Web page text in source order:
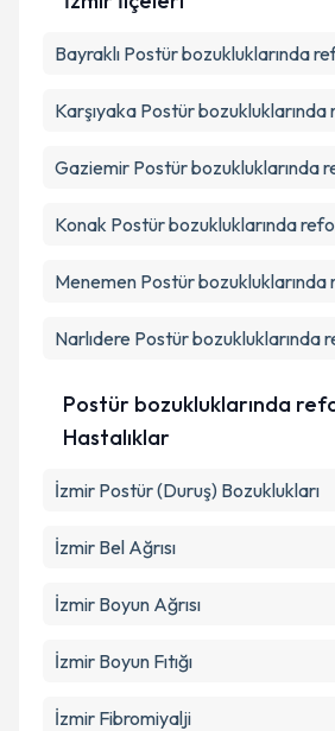
Metni'ni okudum ve kişisel
Bayraklı Postür bozukluklarında
Karşıyaka Postür
Gaziemir Postür bozukluklarında
Konak Postür bozukluklarında
Menemen Postür
Narlıdere Postür bozukluklarında
Postür bozukluklarında
Hastalıklar
İzmir Postür (Duruş) Bozuklukları
İzmir Bel Ağrısı
İzmir Boyun Ağrısı
İzmir Boyun Fıtığı
İzmir Fibromiyalji